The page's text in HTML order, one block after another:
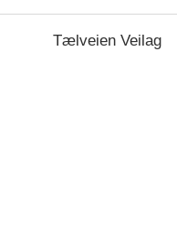
Tælveien Veilag